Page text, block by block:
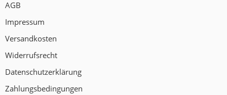
AGB
Impressum
Versandkosten
Widerrufsrecht
Datenschutzerklärung
Zahlungsbedingungen